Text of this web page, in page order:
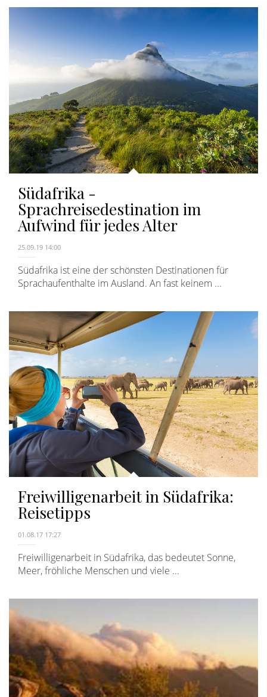
Südafrika -
Sprachreisedestination im
Aufwind für jedes Alter
25.09.19 14:00
Südafrika ist eine der schönsten Destinationen für
Sprachaufenthalte im Ausland. An fast keinem ...
Freiwilligenarbeit in Südafrika:
Reisetipps
01.08.17 17:27
Freiwilligenarbeit in Südafrika, das bedeutet Sonne,
Meer, fröhliche Menschen und viele ...